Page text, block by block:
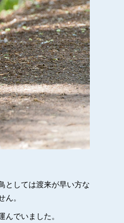
としては渡来が早い方な
。
でいました。